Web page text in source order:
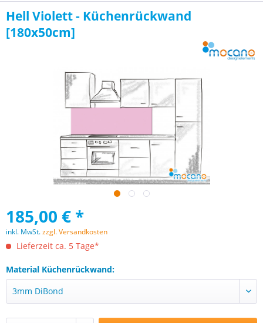
Hell Violett - Küchenrückwand
[180x50cm]
185,00 € *
inkl. MwSt.zzgl. Versandkosten
Lieferzeit ca. 5 Tage*
Material Küchenrückwand: